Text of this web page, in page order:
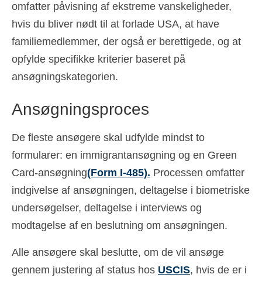
omfatter påvisning af ekstreme vanskeligheder,
hvis du bliver nødt til at forlade USA, at have
familiemedlemmer, der også er berettigede, og at
opfylde specifikke kriterier baseret på
ansøgningskategorien.
Ansøgningsproces
De fleste ansøgere skal udfylde mindst to
formularer: en immigrantansøgning og en Green
Card-ansøgning(Form I-485). Processen omfatter
indgivelse af ansøgningen, deltagelse i biometriske
undersøgelser, deltagelse i interviews og
modtagelse af en beslutning om ansøgningen.
Alle ansøgere skal beslutte, om de vil ansøge
gennem justering af status hos USCIS, hvis de er i